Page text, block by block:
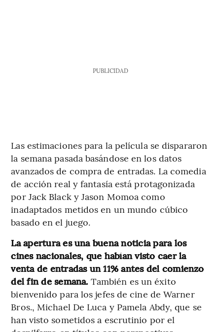
PUBLICIDAD
Las estimaciones para la película se dispararon
la semana pasada basándose en los datos
avanzados de compra de entradas. La comedia
de acción real y fantasía está protagonizada
por Jack Black y Jason Momoa como
inadaptados metidos en un mundo cúbico
basado en el juego.
La apertura es una buena noticia para los
cines nacionales, que habían visto caer la
venta de entradas un 11% antes del comienzo
del fin de semana. También es un éxito
bienvenido para los jefes de cine de Warner
Bros., Michael De Luca y Pamela Abdy, que se
han visto sometidos a escrutinio por el